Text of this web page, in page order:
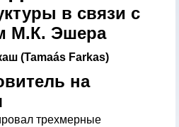
в связи с
М.К. Эшера
(Tamaás Farkas)
на
трехмерные